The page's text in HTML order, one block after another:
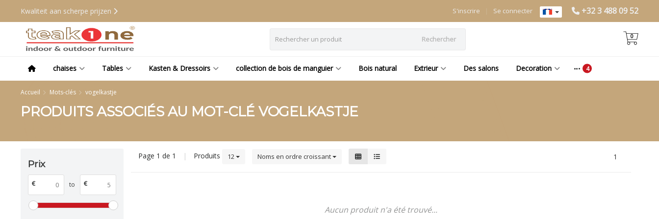
Kwaliteit aan scherpe prijzen +32 3 488 09 52
Se connecter
S'inscrire
Rechercher 0
chaises Tables Kasten & Dressoirs collection de bois de manguier Bois natural Extrieur Des salons Decoration
Accueil Mots-clés vogelkastje
PRODUITS ASSOCIÉS AU MOT-CLÉ VOGELKASTJE
Prix
€ to €
Page 1 de 1 | Produits 12 Noms en ordre croissant 1
Aucun produit n'a été trouvé...